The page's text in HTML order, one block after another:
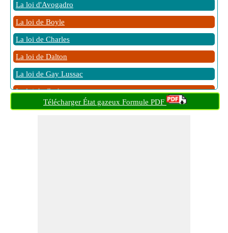
La loi d'Avogadro
La loi de Boyle
La loi de Charles
La loi de Dalton
La loi de Gay Lussac
La loi de Graham
la loi de Henry
Télécharger État gazeux Formule PDF